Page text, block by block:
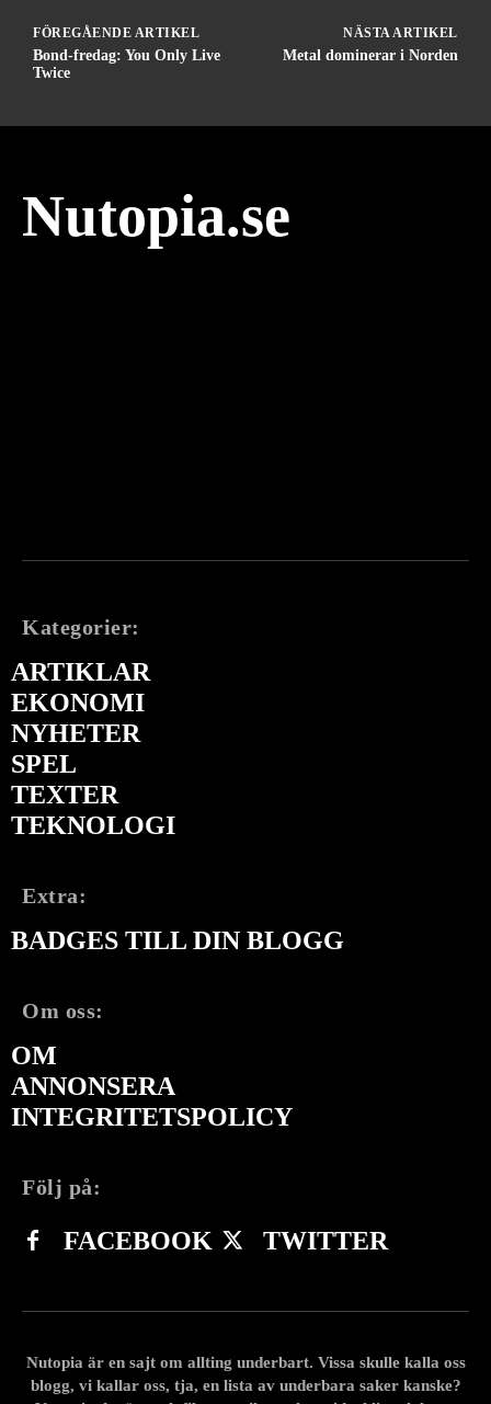
FÖREGÅENDE ARTIKEL
Bond-fredag: You Only Live
Twice
NÄSTA ARTIKEL
Metal dominerar i Norden
Nutopia.se
Kategorier:
ARTIKLAR
EKONOMI
NYHETER
SPEL
TEXTER
TEKNOLOGI
Extra:
BADGES TILL DIN BLOGG
Om oss:
OM
ANNONSERA
INTEGRITETSPOLICY
Följ på:
FACEBOOK TWITTER
Nutopia är en sajt om allting underbart. Vissa skulle kalla oss
blogg, vi kallar oss, tja, en lista av underbara saker kanske?